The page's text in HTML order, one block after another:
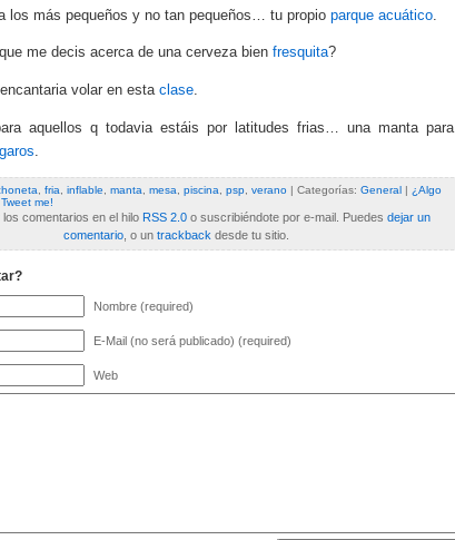
los más pequeños y no tan pequeños… tu propio parque acuático
me decis acerca de una cerveza bien fresquita?
volar en esta clase.
aquellos q todavia estáis por latitudes frias… una manta para
fria inflable manta mesa piscina psp verano | Categorías: General | ¿Algo
Tweet me!
comentarios en el hilo RSS 2.0o suscribiéndote por e-mail. Puedes dejar un
comentario, o un trackback desde tu sitio.
Nombre (required)
E-Mail (no será publicado) (required)
Web